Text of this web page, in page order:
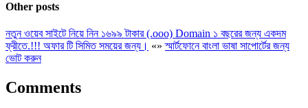
Other posts
নতুন ওয়েব সাইটে নিয়ে নিন ১৬৯৯ টাকার (.ooo) Domain ১ বছরের জন্য একদম
ফ্রীতে.!!! অফার টি সিমিত সময়ের জন্য। «»স্মার্টফোনে বাংলা ভাষা সাপোর্টের জন্য
ভোট করুন
Comments